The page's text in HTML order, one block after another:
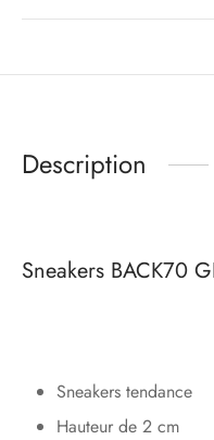
Description
Sneakers BACK70
Sneakers tendance
Hauteur de 2 cm